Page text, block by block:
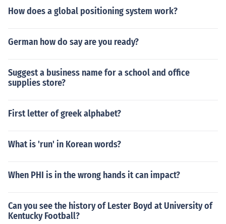
How does a global positioning system work?
German how do say are you ready?
Suggest a business name for a school and office
supplies store?
First letter of greek alphabet?
What is 'run' in Korean words?
When PHI is in the wrong hands it can impact?
Can you see the history of Lester Boyd at University of
Kentucky Football?